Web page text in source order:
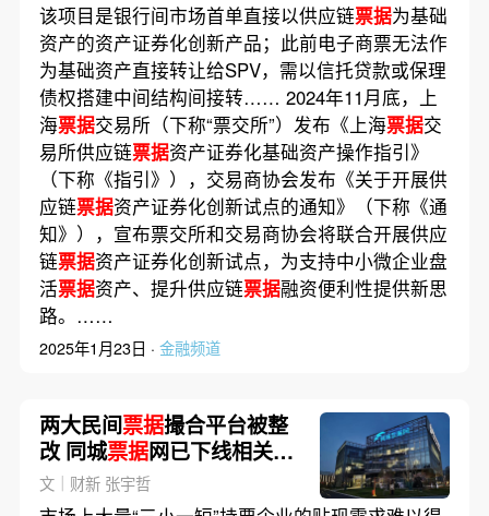
该项目是银行间市场首单直接以供应链票据为基础
资产的资产证券化创新产品；此前电子商票无法作
为基础资产直接转让给SPV，需以信托贷款或保理
债权搭建中间结构间接转…… 2024年11月底，上
海票据交易所（下称“票交所”）发布《上海票据交
易所供应链票据资产证券化基础资产操作指引》
（下称《指引》），交易商协会发布《关于开展供
应链票据资产证券化创新试点的通知》（下称《通
知》），宣布票交所和交易商协会将联合开展供应
链票据资产证券化创新试点，为支持中小微企业盘
活票据资产、提升供应链票据融资便利性提供新思
路。……
2025年1月23日 · 金融频道
两大民间票据撮合平台被整
改 同城票据网已下线相关交
易
文｜财新 张宇哲